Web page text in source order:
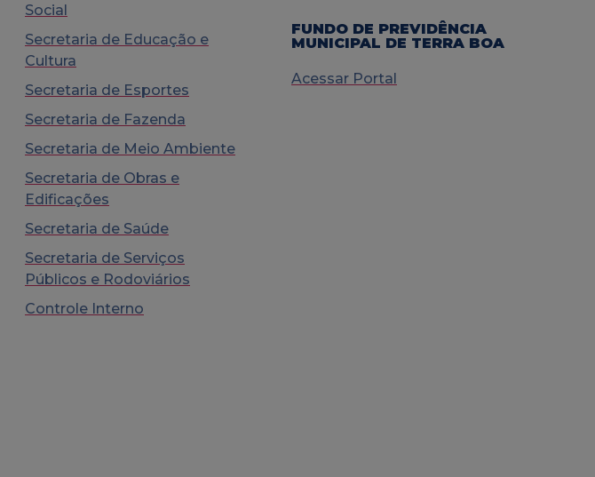
Social
Secretaria de Educação e
Cultura
Secretaria de Esportes
Secretaria de Fazenda
Secretaria de Meio Ambiente
Secretaria de Obras e
Edificações
Secretaria de Saúde
Secretaria de Serviços
Públicos e Rodoviários
Controle Interno
FUNDO DE PREVIDÊNCIA
MUNICIPAL DE TERRA BOA
Acessar Portal